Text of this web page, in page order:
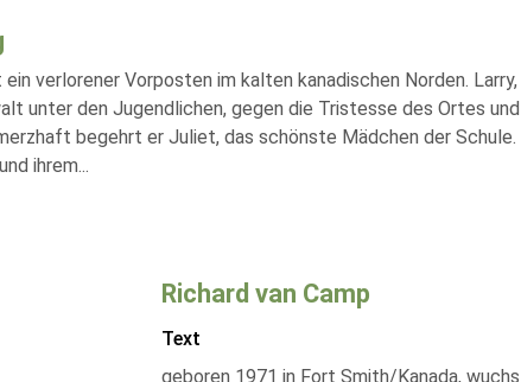
verlorener Vorposten im kalten kanadischen Norden.
unter den Jugendlichen, gegen die Tristesse des Ortes
begehrt er Juliet, das schönste Mädchen der
ihrem...
Richard van Camp
Text
geboren 1971 in Fort Smith/Kanada,